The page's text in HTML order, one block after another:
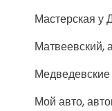
Мастерская у
Матвеевский,
Мой авто,